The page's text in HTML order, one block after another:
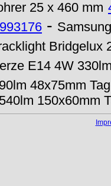
25 x 460 mm
-
Bridgelux
E14 4W
48x75mm
150x60mm